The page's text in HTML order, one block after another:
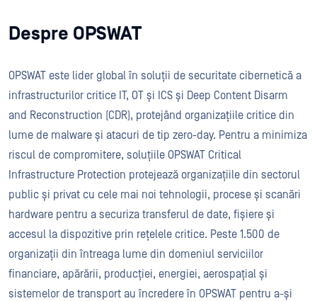
Despre OPSWAT
OPSWAT este lider global în soluții de securitate cibernetică a
infrastructurilor critice IT, OT și ICS și Deep Content Disarm
and Reconstruction (CDR), protejând organizațiile critice din
lume de malware și atacuri de tip zero-day. Pentru a minimiza
riscul de compromitere, soluțiile OPSWAT Critical
Infrastructure Protection protejează organizațiile din sectorul
public și privat cu cele mai noi tehnologii, procese și scanări
hardware pentru a securiza transferul de date, fișiere și
accesul la dispozitive prin rețelele critice. Peste 1.500 de
organizații din întreaga lume din domeniul serviciilor
financiare, apărării, producției, energiei, aerospațial și
sistemelor de transport au încredere în OPSWAT pentru a-și